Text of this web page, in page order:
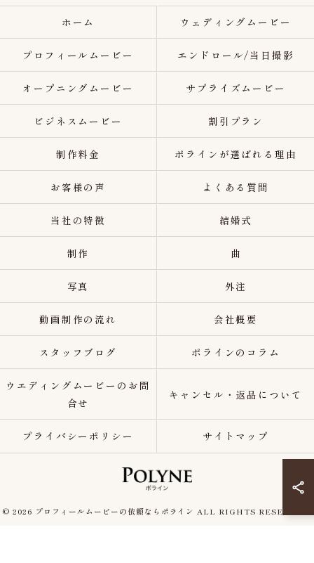
ホーム ウェディングムービー
プロフィールムービー エンドロール/当日撮影
オープニングムービー サプライズムービー
ビジネスムービー 割引プラン
制作料金 ポラインが選ばれる理由
お客様の声 よくある質問
当社の特徴 結婚式
制作 曲
写真 外注
動画制作の流れ 会社概要
スタッフブログ ポラインのコラム
ウエディングムービーのお問
合せ
キャンセル・返品について
プライバシーポリシー サイトマップ
© 2026 プロフィールムービーの依頼ならポライン ALL RIGHTS RESERVED.